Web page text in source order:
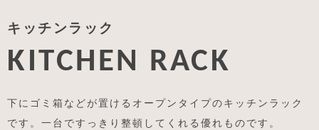
キッチンラック
KITCHEN RACK
下にゴミ箱などが置けるオープンタイプのキッチンラック
です。一台ですっきり整頓してくれる優れものです。